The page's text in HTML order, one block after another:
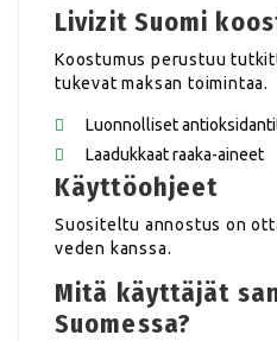
Livizit Suomi
Koostumus perustuu
tukevat maksan toimintaa.
Luonnolliset
Laadukkaat raaka-aineet
Käyttöohjeet
Suositeltu annostus on
veden kanssa.
Mitä käyttäjät
Suomessa?